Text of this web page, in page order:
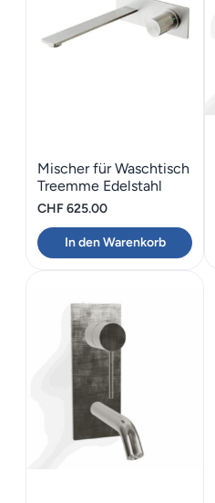
Mischer für Waschtisch
Treemme Edelstahl
3.6mm
CHF625.00
In den Warenkorb